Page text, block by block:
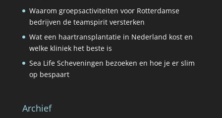
Waarom groepsactiviteiten voor Rotterdamse
bedrijven de teamspirit versterken
Wat een haartransplantatie in Nederland kost en
welke kliniek het beste is
Sea Life Scheveningen bezoeken en hoe je er slim
op bespaart
Archief